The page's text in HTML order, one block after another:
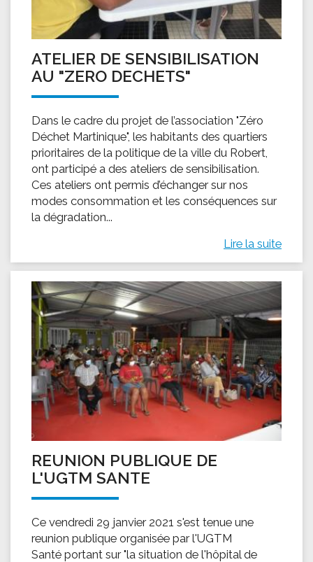
ATELIER DE SENSIBILISATION
AU "ZERO DECHETS"
Dans le cadre du projet de l’association "Zéro
Déchet Martinique", les habitants des quartiers
prioritaires de la politique de la ville du Robert,
ont participé a des ateliers de sensibilisation.
Ces ateliers ont permis d’échanger sur nos
modes consommation et les conséquences sur
la dégradation...
Lire la suite
REUNION PUBLIQUE DE
L'UGTM SANTE
Ce vendredi 29 janvier 2021 s'est tenue une
reunion publique organisée par l'UGTM
Santé portant sur "la situation de l'hôpital de